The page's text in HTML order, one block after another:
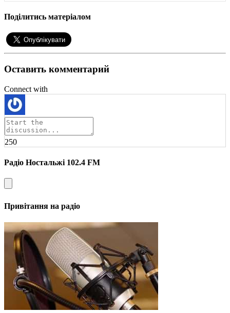
Поділитись матеріалом
Оставить комментарий
Connect with
250
Радіо Ностальжі 102.4 FM
Привітання на радіо